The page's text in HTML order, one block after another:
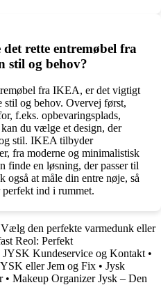
rette entremøbel fra
stil og behov?
fra IKEA, er det vigtigt
stil og behov. Overvej først,
f.eks. opbevaringsplads,
du vælge et design, der
stil. IKEA tilbyder
fra moderne og minimalistisk
finde en løsning, der passer til
også at måle din entre nøje, så
ind i rummet.
Vælg den perfekte varmedunk eller
Reol: Perfekt
JYSK Kundeservice og Kontakt •
eller Jem og Fix • Jysk
• Makeup Organizer Jysk – Den